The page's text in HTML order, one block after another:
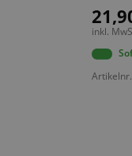
inkl.